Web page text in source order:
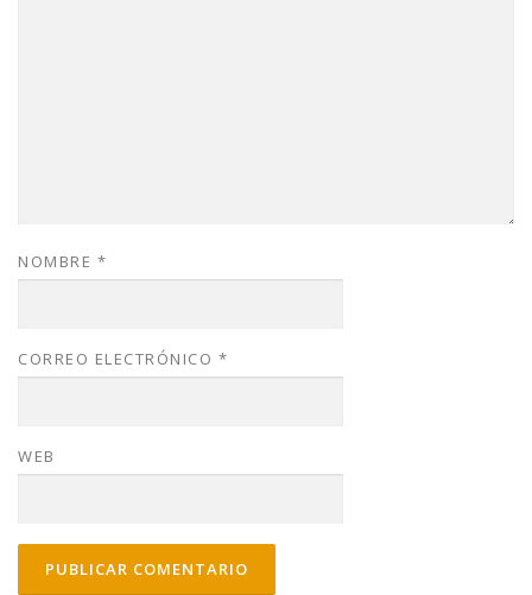
NOMBRE *
CORREO ELECTRÓNICO *
WEB